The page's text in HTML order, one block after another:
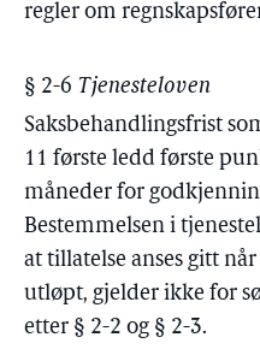
regler om
§ 2-6 Tjenesteloven
Saksbehandlingsfrist
11 første ledd første
måneder for
Bestemmelsen i
at tillatelse anses gitt
utløpt, gjelder ikke for
etter § 2-2 og § 2-3.